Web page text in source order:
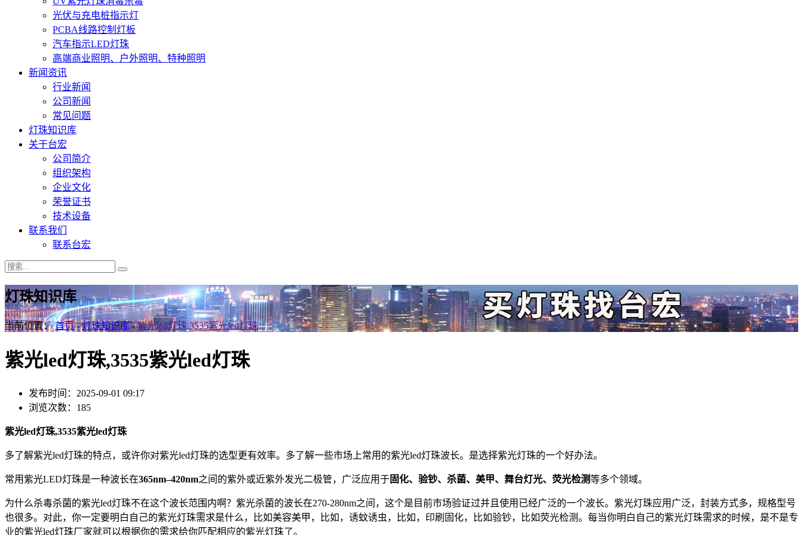
光伏与充电桩指示灯
PCBA线路控制灯板
汽车指示LED灯珠
高端商业照明、户外照明、特种照明
新闻资讯
行业新闻
公司新闻
常见问题
灯珠知识库
关于台宏
公司简介
组织架构
企业文化
荣誉证书
技术设备
联系我们
联系台宏
灯珠知识库
当前位置：首页-灯珠知识库-紫光led灯珠,3535紫光led灯珠
紫光led灯珠,3535紫光led灯珠
发布时间：2025-09-01 09:17
浏览次数：185
紫光led灯珠,3535紫光led灯珠
多了解紫光led灯珠的特点，或许你对紫光led灯珠的选型更有效率。多了解一些市场上常用的紫光led灯珠波长。是选择紫光灯珠的一个好办法。
常用紫光LED灯珠是一种波长在365nm–420nm之间的紫外或近紫外发光二极管，广泛应用于固化、验钞、杀菌、美甲、舞台灯光、荧光检测等多个领域。
为什么杀毒杀菌的紫光led灯珠不在这个波长范围内啊？紫光杀菌的波长在270-280nm之间，这个是目前市场验证过并且使用已经广泛的一个波长。紫光灯珠应用广泛，封装方式多，规格型号
也很多。对此，你一定要明白自己的紫光灯珠需求是什么，比如美容美甲，比如，诱蚊诱虫，比如，印刷固化，比如验钞，比如荧光检测。每当你明白自己的紫光灯珠需求的时候，是不是专
业的紫光led灯珠厂家就可以根据你的需求给你匹配相应的紫光灯珠了。